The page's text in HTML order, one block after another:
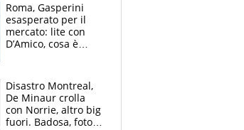
Roma, Gasperini
esasperato per il
mercato: lite con
D’Amico, cosa è
Disastro Montreal,
De Minaur crolla
con Norrie, altro big
fuori. Badosa, foto